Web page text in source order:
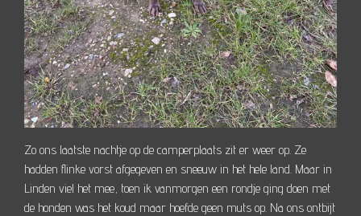
Zo ons laatste nachtje op de camperplaats zit er weer op. Ze
hadden flinke vorst afgegeven en sneeuw in het hele land. Maar in
Linden viel het mee, toen ik vanmorgen een rondje ging doen met
de honden was het koud maar hoefde geen muts op. Na ons ontbijt